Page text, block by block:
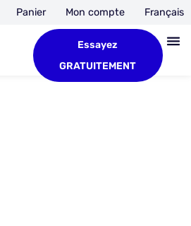
Panier Mon compte Français
Essayez
GRATUITEMENT